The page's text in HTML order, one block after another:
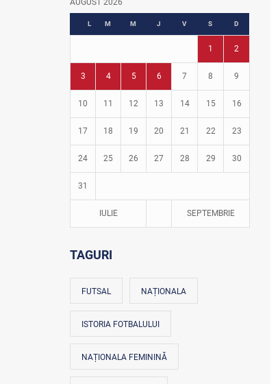
Fotbal în grădinițe
AUGUST 2026
L M M J V S D
1 2
3 4 5 6 7 8 9
10 11 12 13 14 15 16
17 18 19 20 21 22 23
24 25 26 27 28 29 30
31
IULIE SEPTEMBRIE
TAGURI
FUTSAL NAȚIONALA
ISTORIA FOTBALULUI
NAȚIONALA FEMININĂ